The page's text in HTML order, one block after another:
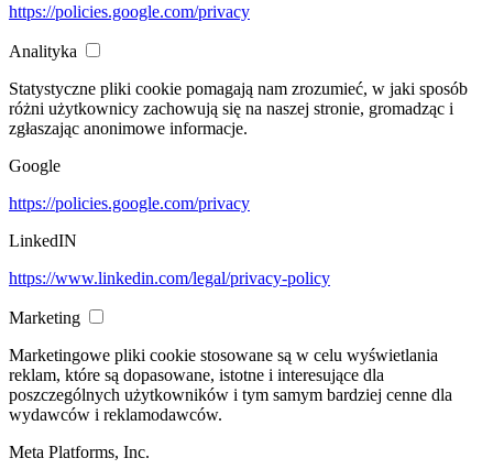
https://policies.google.com/privacy
Analityka
Statystyczne pliki cookie pomagają nam zrozumieć, w jaki sposób
różni użytkownicy zachowują się na naszej stronie, gromadząc i
zgłaszając anonimowe informacje.
Google
https://policies.google.com/privacy
LinkedIN
https://www.linkedin.com/legal/privacy-policy
Marketing
Marketingowe pliki cookie stosowane są w celu wyświetlania
reklam, które są dopasowane, istotne i interesujące dla
poszczególnych użytkowników i tym samym bardziej cenne dla
wydawców i reklamodawców.
Meta Platforms, Inc.